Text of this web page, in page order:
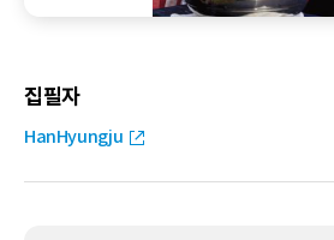
집필자
HanHyungju